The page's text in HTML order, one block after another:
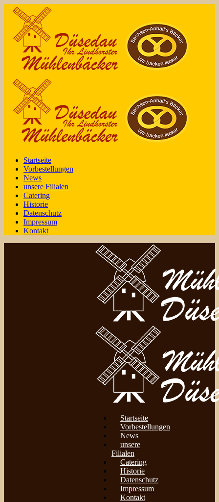
Startseite
Vorbestellungen
News
unsere Filialen
Catering
Historie
Datenschutz
Impressum
Kontakt
Startseite
Vorbestellungen
News
unsere
Filialen
Catering
Historie
Datenschutz
Impressum
Kontakt